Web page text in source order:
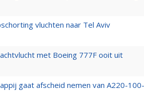
vluchten naar Tel Aviv
met Boeing 777F ooit uit
gaat afscheid nemen van A220-